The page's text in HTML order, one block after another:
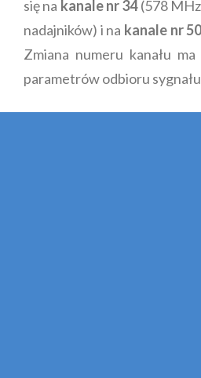
się na kanale nr 34(578
nadajników) i na kanale nr
Zmiana numeru kanału
parametrów odbioru